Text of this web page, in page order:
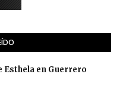
Esthela en Guerrero